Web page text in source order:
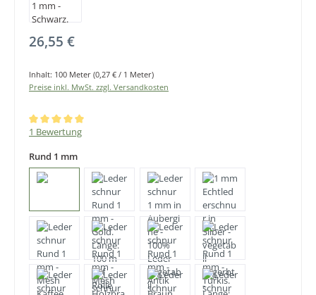
Regulärer Preis:
26,55 €
Inhalt: 100 Meter (0,27 € / 1 Meter)
Preise inkl. MwSt. zzgl. Versandkosten
Durchschnittliche Bewertung von 5 von 5 Sternen
1 Bewertung
Rund 1 mm